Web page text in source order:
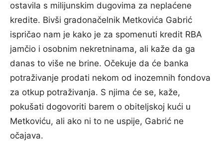
ostavila s milijunskim dugovima za neplaćene
kredite. Bivši gradonačelnik Metkovića Gabrić
ispričao nam je kako je za spomenuti kredit RBA
jamčio i osobnim nekretninama, ali kaže da ga
danas to više ne brine. Očekuje da će banka
potraživanje prodati nekom od inozemnih fondova
za otkup potraživanja. S njima će se, kaže,
pokušati dogovoriti barem o obiteljskoj kući u
Metkoviću, ali ako ni to ne uspije, Gabrić ne
očajava.